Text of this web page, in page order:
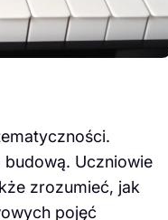
Uczniowie
zrozumieć, jak
pojęć